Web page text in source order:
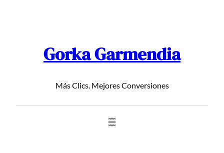
Gorka Garmendia
Más Clics. Mejores Conversiones